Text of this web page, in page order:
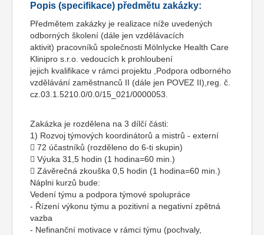
Popis (specifikace) předmětu zakázky:
Předmětem zakázky je realizace níže uvedených
odborných školení (dále jen vzdělávacích
aktivit) pracovníků společnosti Mölnlycke Health Care
Klinipro s.r.o. vedoucích k prohloubení
jejich kvalifikace v rámci projektu ,Podpora odborného
vzdělávání zaměstnanců II (dále jen POVEZ II),reg. č.
cz.03.1.5210.0/0.0/15_021/0000053.
Zakázka je rozdělena na 3 dílčí části:
1) Rozvoj týmových koordinátorů a mistrů - externí
 72 účastníků (rozděleno do 6-ti skupin)
 Výuka 31,5 hodin (1 hodina=60 min.)
 Závěrečná zkouška 0,5 hodin (1 hodina=60 min.)
Náplni kurzů bude:
Vedení týmu a podpora týmové spolupráce
- Řízení výkonu týmu a pozitivní a negativní zpětná
vazba
- Nefinanční motivace v rámci týmu (pochvaly,